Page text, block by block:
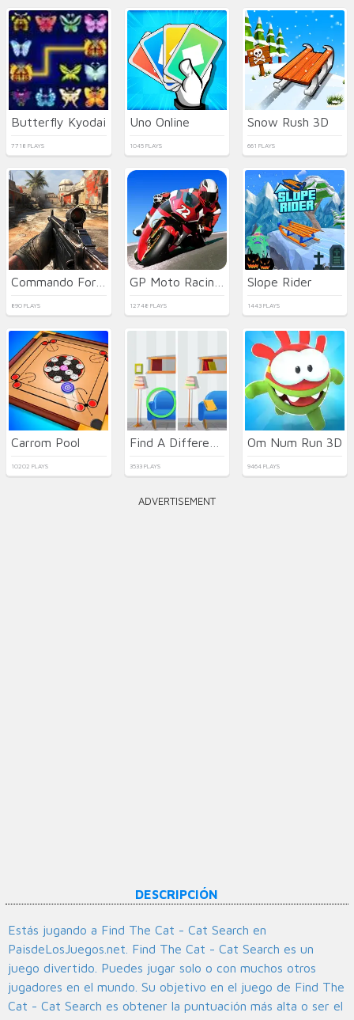
Butterfly Kyodai
7718 PLAYS
Uno Online
1045 PLAYS
Snow Rush 3D
661 PLAYS
890 PLAYS 12748 PLAYS
Slope Rider
1443 PLAYS
Carrom Pool
10202 PLAYS 3533 PLAYS
Om Num Run 3D
9464 PLAYS
ADVERTISEMENT
DESCRIPCIÓN
Estás jugando a Find The Cat - Cat Search en
PaisdeLosJuegos.net. Find The Cat - Cat Search es un
juego divertido. Puedes jugar solo o con muchos otros
jugadores en el mundo. Su objetivo en el juego de Find The
Cat - Cat Search es obtener la puntuación más alta o ser el